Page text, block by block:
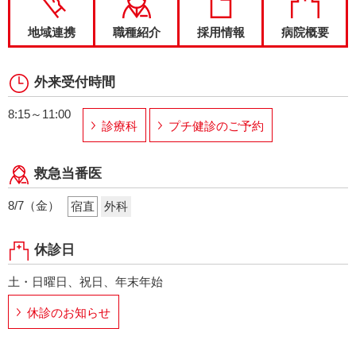
地域連携 職種紹介 採用情報 病院概要
外来受付時間
8:15～11:00
診療科
プチ健診のご予約
救急当番医
8/7（金） 宿直 外科
休診日
土・日曜日、祝日、年末年始
休診のお知らせ